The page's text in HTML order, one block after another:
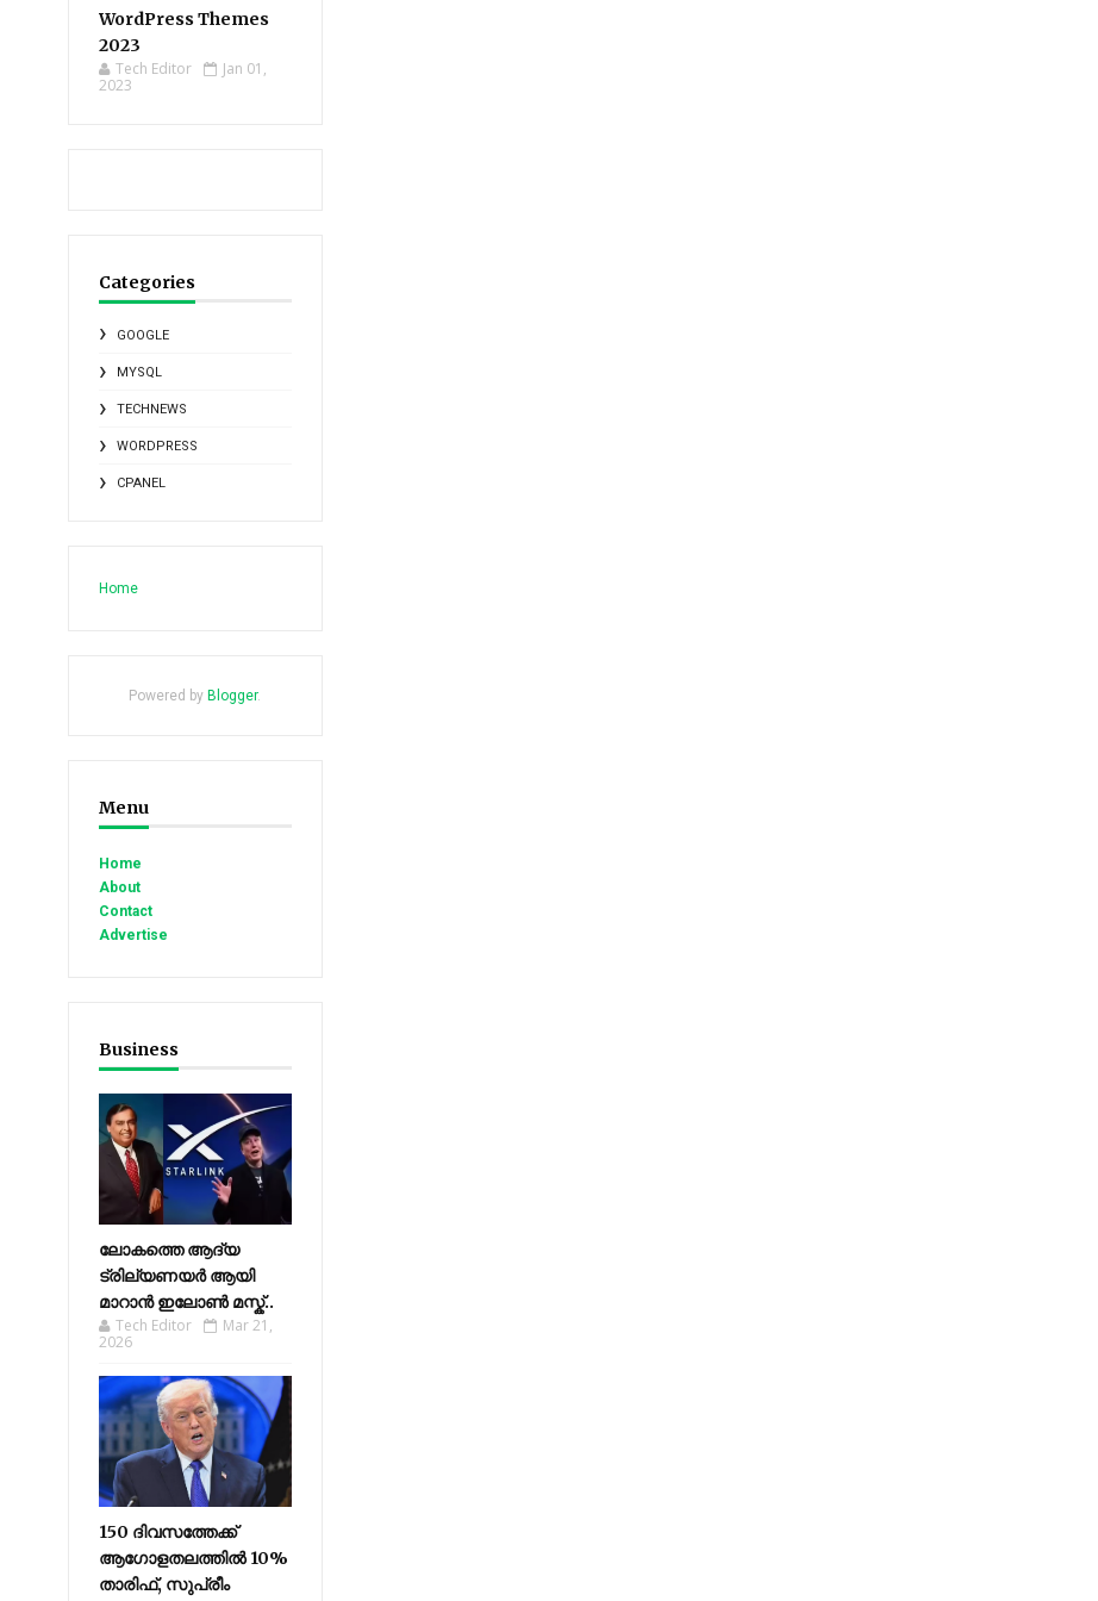
WordPress Themes
2023
Tech Editor
Jan 01,
2023
Categories
GOOGLE
MYSQL
TECHNEWS
WORDPRESS
CPANEL
Home
Powered by Blogger.
Menu
Home
About
Contact
Advertise
Business
ലോകത്തെ ആദ്യ
ട്രില്യണയർ ആയി
മാറാൻ ഇലോൺ മസ്ക്..
Tech Editor
Mar 21,
2026
150 ദിവസത്തേക്ക്
ആഗോളതലത്തിൽ 10%
താരിഫ്, സുപ്രീം